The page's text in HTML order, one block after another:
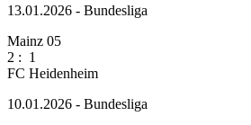
13.01.2026 - Bundesliga
Mainz 05
2 : 1
FC Heidenheim
10.01.2026 - Bundesliga